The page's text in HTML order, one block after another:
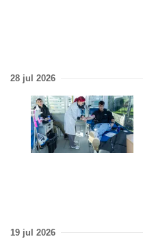
28 jul 2026
19 jul 2026